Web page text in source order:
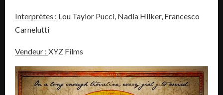
Interprètes : Lou Taylor Pucci, Nadia Hilker, Francesco
Carnelutti
Vendeur : XYZ Films